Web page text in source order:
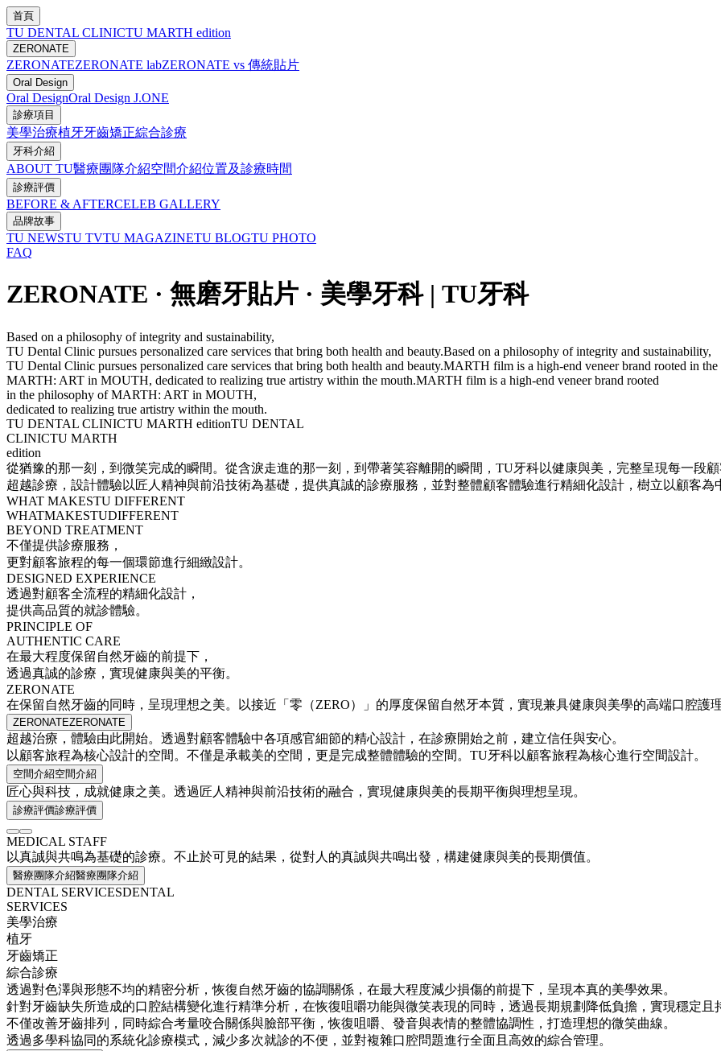
首頁
TU DENTAL CLINICTU MARTH edition
ZERONATE
ZERONATEZERONATE labZERONATE vs 傳統貼片
Oral Design
Oral DesignOral Design J.ONE
診療項目
美學治療植牙牙齒矯正綜合診療
牙科介紹
ABOUT TU醫療團隊介紹空間介紹位置及診療時間
診療評價
BEFORE & AFTERCELEB GALLERY
品牌故事
TU NEWSTU TVTU MAGAZINETU BLOGTU PHOTO
FAQ
ZERONATE · 無磨牙貼片 · 美學牙科 | TU牙科
Based on a philosophy of integrity and sustainability,
TU Dental Clinic pursues personalized care services that bring both health and beauty.Based on a philosophy of integrity and sustainability,
TU Dental Clinic pursues personalized care services that bring both health and beauty.MARTH film is a high-end veneer brand rooted in
MARTH: ART in MOUTH, dedicated to realizing true artistry within the mouth.MARTH film is a high-end veneer brand rooted
in the philosophy of MARTH: ART in MOUTH,
dedicated to realizing true artistry within the mouth.
TU DENTAL CLINICTU MARTH editionTU DENTAL
CLINICTU MARTH
edition
從猶豫的那一刻，到微笑完成的瞬間。 從含淚走進的那一刻，到帶著笑容離開的瞬間，TU牙科以健康與美，完整呈現每一段顧
超越診療，設計體驗以匠人精神與前沿技術為基礎，提供真誠的診療服務，並對整體顧客體驗進行精細化設計，樹立以顧客為
WHAT MAKESTU DIFFERENT
WHATMAKESTUDIFFERENT
BEYOND TREATMENT
不僅提供診療服務，
更對顧客旅程的每一個環節進行細緻設計。
DESIGNED EXPERIENCE
透過對顧客全流程的精細化設計，
提供高品質的就診體驗。
PRINCIPLE OF
AUTHENTIC CARE
在最大程度保留自然牙齒的前提下，
透過真誠的診療，實現健康與美的平衡。
ZERONATE
在保留自然牙齒的同時， 呈現理想之美。 以接近「零（ZERO）」的厚度保留自然牙本質，實現兼具健康與美學的高端口腔護理
ZERONATEZERONATE
超越治療，體驗由此開始。 透過對顧客體驗中各項感官細節的精心設計，在診療開始之前，建立信任與安心。
以顧客旅程為核心設計的空間。 不僅是承載美的空間，更是完成整體體驗的空間。TU牙科以顧客旅程為核心進行空間設計。
空間介紹空間介紹
匠心與科技， 成就健康之美。 透過匠人精神與前沿技術的融合，實現健康與美的長期平衡與理想呈現。
診療評價診療評價
MEDICAL STAFF
以真誠與共鳴為基礎的診療。 不止於可見的結果，從對人的真誠與共鳴出發，構建健康與美的長期價值。
醫療團隊介紹醫療團隊介紹
DENTAL SERVICESDENTAL
SERVICES
美學治療
植牙
牙齒矯正
綜合診療
透過對色澤與形態不均的精密分析，恢復自然牙齒的協調關係，在最大程度減少損傷的前提下，呈現本真的美學效果。
針對牙齒缺失所造成的口腔結構變化進行精準分析，在恢復咀嚼功能與微笑表現的同時，透過長期規劃降低負擔，實現穩定且
不僅改善牙齒排列，同時綜合考量咬合關係與臉部平衡，恢復咀嚼、發音與表情的整體協調性，打造理想的微笑曲線。
透過多學科協同的系統化診療模式，減少多次就診的不便，並對複雜口腔問題進行全面且高效的綜合管理。